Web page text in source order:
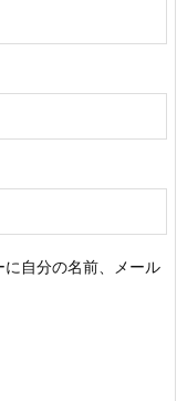
自分の名前、メール